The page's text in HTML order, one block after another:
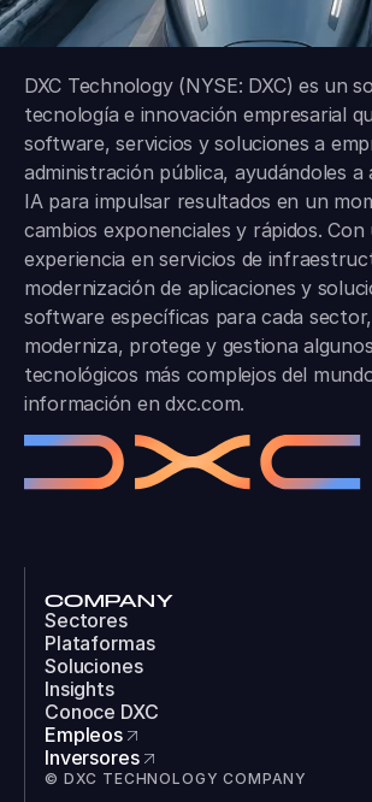
DXC Technology (NYSE: DXC) es un
tecnología e innovación empresarial
software, servicios y soluciones a
administración pública, ayudándoles a
IA para impulsar resultados en un
cambios exponenciales y rápidos. Con
experiencia en servicios de
modernización de aplicaciones y
software específicas para cada sector,
moderniza, protege y gestiona
tecnológicos más complejos del
información endxc.com.
COMPANY
Sectores
Plataformas
Soluciones
Insights
Conoce DXC
Empleos
Inversores
© DXC TECHNOLOGY COMPANY